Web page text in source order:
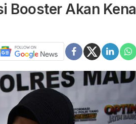
Booster Akan Kena